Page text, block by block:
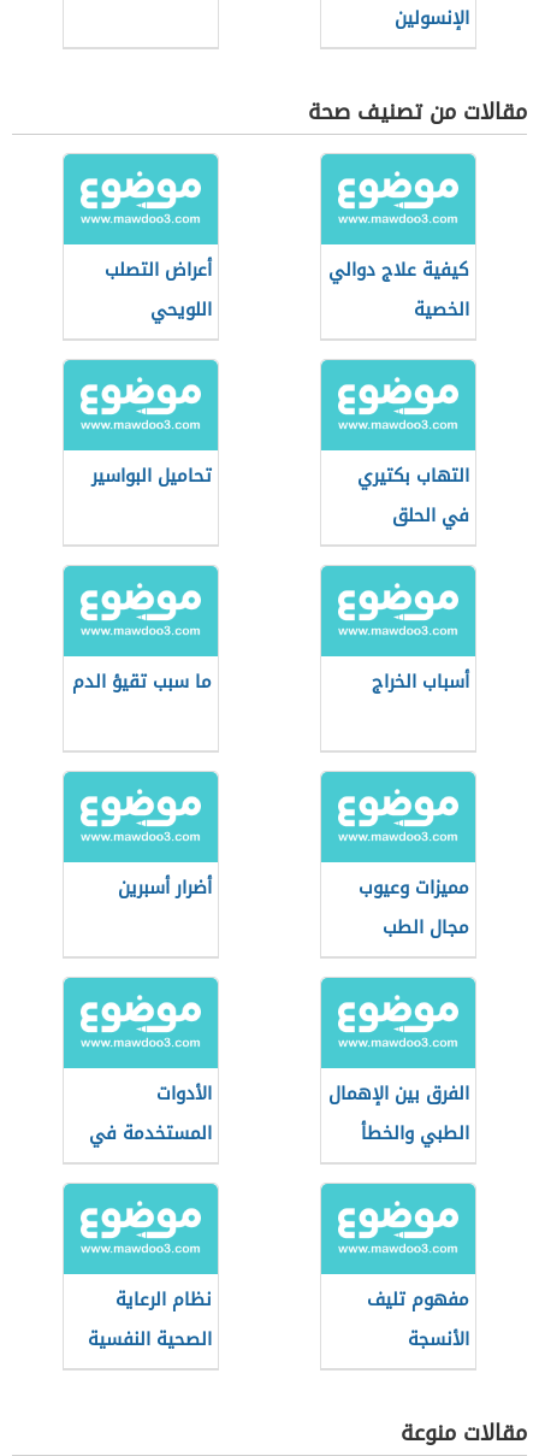
الإنسولين
مقالات من تصنيف صحة
كيفية علاج دوالي
الخصية
أعراض التصلب
اللويحي
التهاب بكتيري
في الحلق
تحاميل البواسير
أسباب الخراج ما سبب تقيؤ الدم
مميزات وعيوب
مجال الطب
الشرعي
أضرار أسبرين
الفرق بين الإهمال
الطبي والخطأ
الطبي
الأدوات
المستخدمة في
طب النساء
والتوليد
مفهوم تليف
الأنسجة
نظام الرعاية
الصحية النفسية
(نظام سعودي)
مقالات منوعة